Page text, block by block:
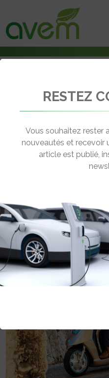
Deux-trois roues électriques
ECCITY
[wppr_avg_rating id="41146"]
Autonomie :115 km
Prix :6 958€
RESTEZ
Vous souhaitez rester
nouveautés et recevoir
article est publié,